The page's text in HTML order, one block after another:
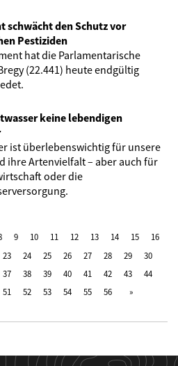
schwächt den Schutz vor
Pestiziden
hat die Parlamentarische
(22.441) heute endgültig
keine lebendigen
ist überlebenswichtig für unsere
ihre Artenvielfalt – aber auch für
oder die
9 10 11 12 13 14 15
16
23 24 25 26 27 28 29
30
37 38 39 40 41 42 43
44
51 52 53 54 55 56